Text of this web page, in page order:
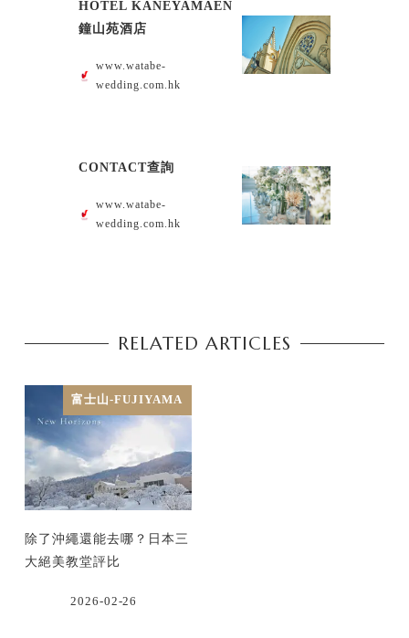
HOTEL KANEYAMAEN
鐘山苑酒店
www.watabe-
wedding.com.hk
CONTACT查詢
www.watabe-
wedding.com.hk
RELATED ARTICLES
富士山-FUJIYAMA
除了沖繩還能去哪？日本三
大絕美教堂評比
2026-02-26